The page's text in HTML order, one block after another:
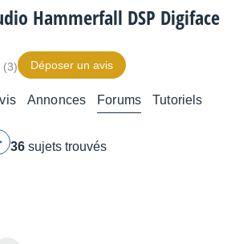
Hammerfall DSP Digiface
(3) Déposer un avis
Annonces Forums Tutoriels
36 sujets trouvés